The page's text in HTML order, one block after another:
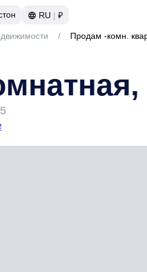
RU | ₽
/ Продам -комн.